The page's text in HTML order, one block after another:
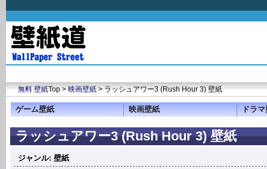
無料 壁紙Top >映画壁紙> ラッシュアワー3 (Rush Hour 3) 壁紙
ゲーム壁紙 映画壁紙 ドラ
ラッシュアワー3 (Rush Hour 3) 壁紙
ジャンル: 壁紙